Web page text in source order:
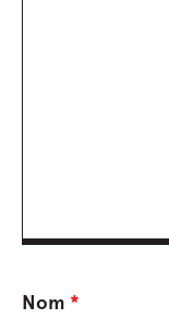
Nom *